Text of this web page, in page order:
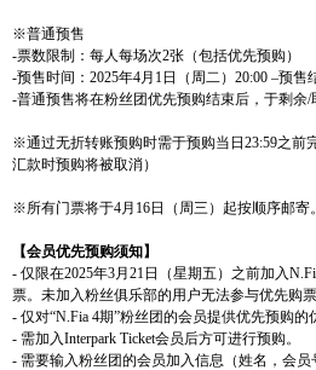
※普通预售
-票数限制：每人每场次2张 （包括优先预购 ）
-预售时间 ： 2025年4月 1日（周二） 20:00 –预售
-普通预售将在粉丝团优先预购结束后，于剩余/
※通过无折转账预购时需于预购当 日 23:59之前
汇款时预购将被取消）
※所有门票将于4月 16日（周三 ）起按顺序邮寄。
【会员优先预购须知】
- 仅限在2025年3月 21日（星期五）之前加入
票。未加入粉丝俱乐部的用 户无法参与优先购
- 仅对“N.Fia 4期”粉丝团的会员提供优先预购的
- 需加入Interpark Ticket会员后方可进行预购。
- 需要输入粉丝团的会员加入信息（姓名， 会员